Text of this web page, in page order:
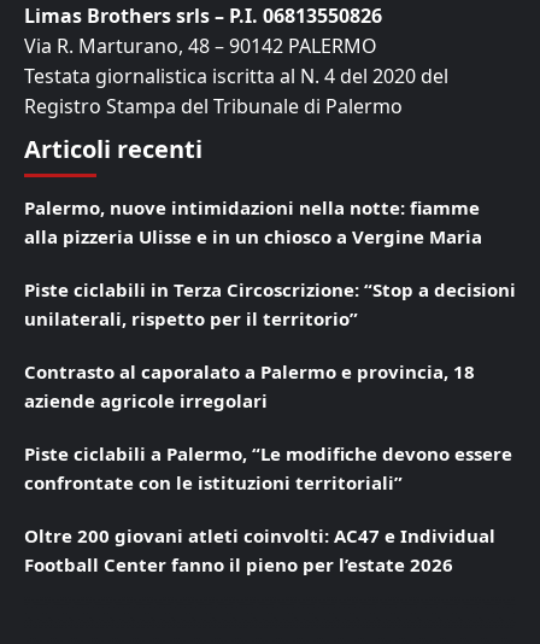
Limas Brothers srls – P.I. 06813550826
Via R. Marturano, 48 – 90142 PALERMO
Testata giornalistica iscritta al N. 4 del 2020 del
Registro Stampa del Tribunale di Palermo
Articoli recenti
Palermo, nuove intimidazioni nella notte: fiamme
alla pizzeria Ulisse e in un chiosco a Vergine Maria
Piste ciclabili in Terza Circoscrizione: “Stop a decisioni
unilaterali, rispetto per il territorio”
Contrasto al caporalato a Palermo e provincia, 18
aziende agricole irregolari
Piste ciclabili a Palermo, “Le modifiche devono essere
confrontate con le istituzioni territoriali”
Oltre 200 giovani atleti coinvolti: AC47 e Individual
Football Center fanno il pieno per l’estate 2026